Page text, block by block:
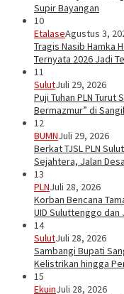
Supir Bayangan
10
EtalaseAgustus 3,
Tragis Nasib Hamka
Ternyata 2026 Jadi
11
SulutJuli 29, 2026
Puji Tuhan PLN
Bermazmur” di
12
BUMNJuli 29, 2026
Berkat TJSL PLN
Sejahtera, Jalan
13
PLNJuli 28, 2026
Korban Bencana
UID Suluttenggo
14
SulutJuli 28, 2026
Sambangi Bupati
Kelistrikan hingga
15
EkuinJuli 28, 2026